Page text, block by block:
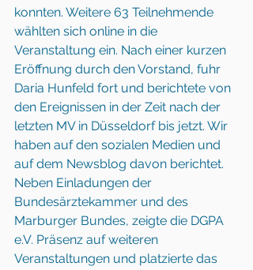
konnten. Weitere 63 Teilnehmende
wählten sich online in die
Veranstaltung ein. Nach einer kurzen
Eröffnung durch den Vorstand, fuhr
Daria Hunfeld fort und berichtete von
den Ereignissen in der Zeit nach der
letzten MV in Düsseldorf bis jetzt. Wir
haben auf den sozialen Medien und
auf dem Newsblog davon berichtet.
Neben Einladungen der
Bundesärztekammer und des
Marburger Bundes, zeigte die DGPA
e.V. Präsenz auf weiteren
Veranstaltungen und platzierte das